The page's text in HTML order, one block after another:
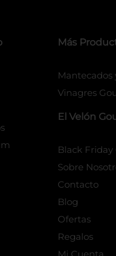
Más
Mantecados
Vinagres
El Velón
Black
Sobre
Contacto
Blog
Ofertas
Regalos